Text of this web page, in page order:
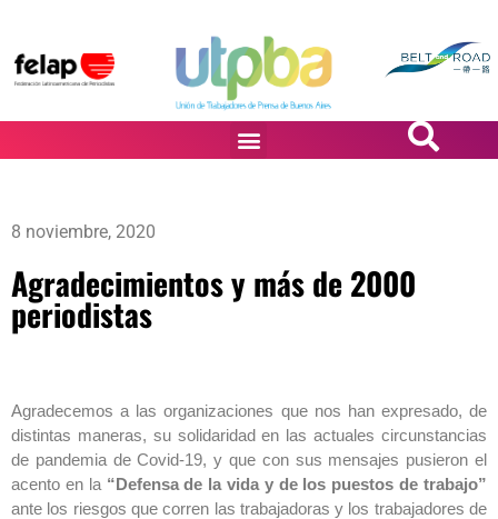
8 noviembre, 2020
Agradecimientos y más de 2000
periodistas
Agradecemos a las organizaciones que nos han expresado, de
distintas maneras, su solidaridad en las actuales circunstancias
de pandemia de Covid-19, y que con sus mensajes pusieron el
acento en la “Defensa de la vida y de los puestos de trabajo”
ante los riesgos que corren las trabajadoras y los trabajadores de